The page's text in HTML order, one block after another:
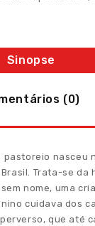
Sinopse
(0)
pastoreio nasceu
Trata-se da
nome, uma
cuidava dos
que até